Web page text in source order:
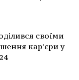
своїми
кар'єри у